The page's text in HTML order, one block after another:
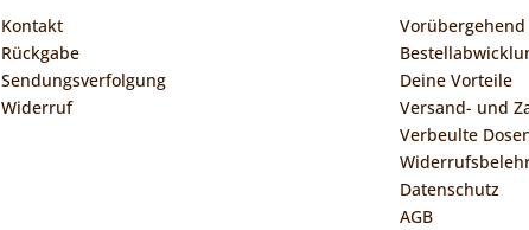
Kontakt
Rückgabe
Sendungsverfolgung
Widerruf
Deine Vorteile
Versand- und
Verbeulte
Datenschutz
AGB